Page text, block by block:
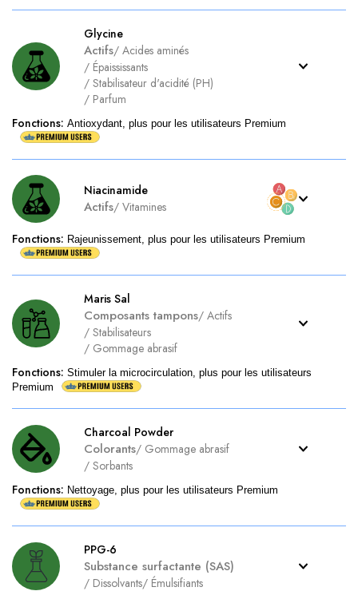
Glycine
Actifs/ Acides aminés
/ Épaississants
/ Stabilisateur d'acidité (PH)
/ Parfum
Fonctions: Antioxydant, plus pour les utilisateurs Premium
Niacinamide
Actifs/ Vitamines
Fonctions: Rajeunissement, plus pour les utilisateurs Premium
Maris Sal
Composants tampons/ Actifs
/ Stabilisateurs
/ Gommage abrasif
Fonctions: Stimuler la microcirculation, plus pour les utilisateurs
Premium
Charcoal Powder
Colorants/ Gommage abrasif
/ Sorbants
Fonctions: Nettoyage, plus pour les utilisateurs Premium
PPG-6
Substance surfactante (SAS)
/ Dissolvants/ Émulsifiants